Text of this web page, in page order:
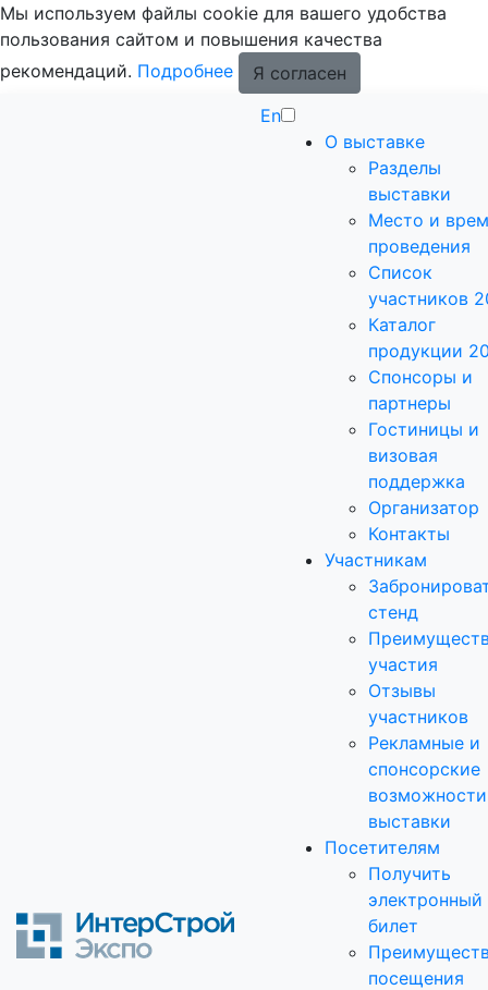
Мы используем файлы cookie для вашего удобства
пользования сайтом и повышения качества
рекомендаций. Подробнее
Я согласен
En
О выставке
Разделы
выставки
Место и
проведения
Список
участников
Каталог
продукции
Спонсоры и
партнеры
Гостиницы и
визовая
поддержка
Организатор
Контакты
Участникам
стенд
участия
Отзывы
участников
Рекламные и
спонсорские
возможности
выставки
Посетителям
Получить
электронный
билет
посещения